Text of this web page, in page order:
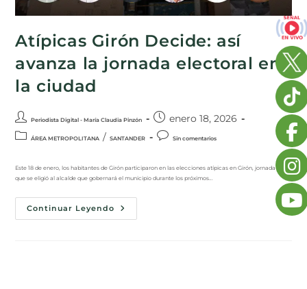
Atípicas Girón Decide: así
avanza la jornada electoral en
la ciudad
Periodista Digital - María Claudia Pinzón enero 18, 2026
ÁREA METROPOLITANA / SANTANDER Sin comentarios
Este 18 de enero, los habitantes de Girón participaron en las elecciones atípicas en Girón, jornada en la
que se eligió al alcalde que gobernará el municipio durante los próximos…
Continuar Leyendo